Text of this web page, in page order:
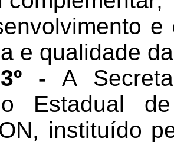
e qualidade
- A
Estadual
instituído